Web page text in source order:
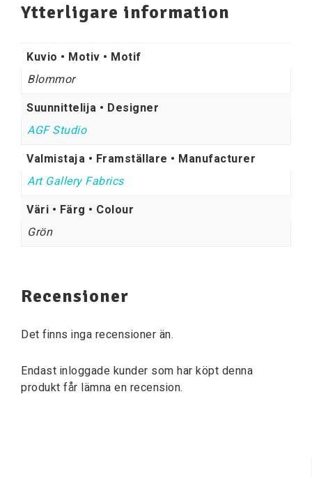
Ytterligare information
Kuvio • Motiv • Motif
Blommor
Suunnittelija • Designer
AGF Studio
Valmistaja • Framställare • Manufacturer
Art Gallery Fabrics
Väri • Färg • Colour
Grön
Recensioner
Det finns inga recensioner än.
Endast inloggade kunder som har köpt denna
produkt får lämna en recension.